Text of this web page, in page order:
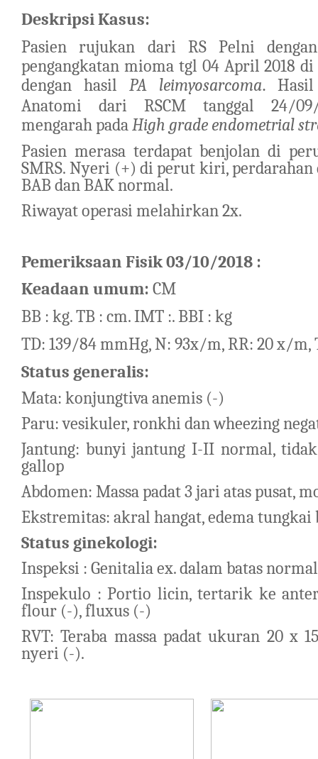
Deskripsi Kasus:
Pasien rujukan dari RS Pelni
pengangkatan mioma tgl 04 April 2018 di
dengan hasil PA leimyosarcoma.
Anatomi dari RSCM tanggal 24/
mengarah padaHigh grade endometrial
Pasien merasa terdapat benjolan di
SMRS. Nyeri (+) di perut kiri, perdarahan
BAB dan BAK normal.
Riwayat operasi melahirkan 2x.
Pemeriksaan Fisik 03/10/2018 :
Keadaan umum: CM
BB : kg. TB : cm. IMT :. BBI : kg
TD: 139/84 mmHg, N: 93x/m, RR: 20 x/m,
Status generalis:
Mata: konjungtiva anemis (-)
Paru: vesikuler, ronkhi dan wheezing
Jantung: bunyi jantung I-II normal,
gallop
Abdomen: Massa padat3 jari ataspusat,
Ekstremitas: akral hangat, edema
Status ginekologi:
Inspeksi : Genitalia ex.dalam batas
Inspekulo : Portio licin, tertarik ke
flour (-), fluxus (-)
RVT: Teraba massa padat ukuran 20 x
nyeri (-).